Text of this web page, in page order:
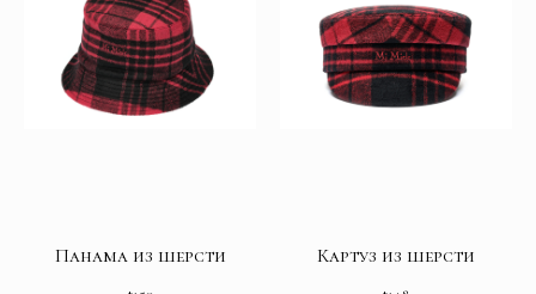
Панама из шерсти Картуз из шерсти